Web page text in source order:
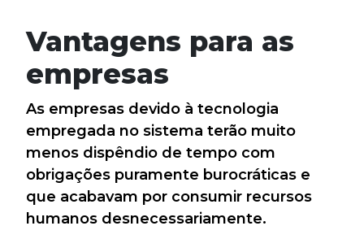
Vantagens para as
empresas
As empresas devido à tecnologia
empregada no sistema terão muito
menos dispêndio de tempo com
obrigações puramente burocráticas e
que acabavam por consumir recursos
humanos desnecessariamente.